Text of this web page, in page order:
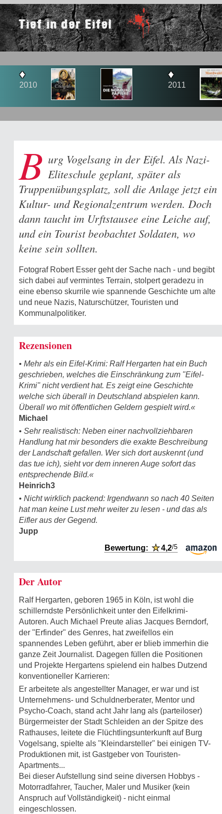
Tief in der Eifel
♦
2011
♦
B urg Vogelsang in der Eifel. Als Nazi-
Eliteschule geplant, später als
Truppenübungsplatz, soll die Anlage jetzt ein
Kultur- und Regionalzentrum werden. Doch
dann taucht im Urftstausee eine Leiche auf,
und ein Tourist beobachtet Soldaten, wo
keine sein sollten.
Fotograf Robert Esser geht der Sache nach - und begibt
sich dabei auf vermintes Terrain, stolpert geradezu in
eine ebenso skurrile wie spannende Geschichte um alte
und neue Nazis, Naturschützer, Touristen und
Kommunalpolitiker.
Rezensionen
• Mehr als ein Eifel-Krimi: Ralf Hergarten hat ein Buch
geschrieben, welches die Einschränkung zum "Eifel-
Krimi" nicht verdient hat. Es zeigt eine Geschichte
welche sich überall in Deutschland abspielen kann.
Überall wo mit öffentlichen Geldern gespielt wird.«
Michael
• Sehr realistisch: Neben einer nachvollziehbaren
Handlung hat mir besonders die exakte Beschreibung
der Landschaft gefallen. Wer sich dort auskennt (und
das tue ich), sieht vor dem inneren Auge sofort das
entsprechende Bild.«
Heinrich3
• Nicht wirklich packend: Irgendwann so nach 40 Seiten
hat man keine Lust mehr weiter zu lesen - und das als
Eifler aus der Gegend.
Jupp
Bewertung:★4,2/5
Der Autor
Ralf Hergarten, geboren 1965 in Köln, ist wohl die
schillerndste Persönlichkeit unter den Eifelkrimi-
Autoren. Auch Michael Preute alias Jacques Berndorf,
der "Erfinder" des Genres, hat zweifellos ein
spannendes Leben geführt, aber er blieb immerhin die
ganze Zeit Journalist. Dagegen füllen die Positionen
und Projekte Hergartens spielend ein halbes Dutzend
konventioneller Karrieren:
Er arbeitete als angestellter Manager, er war und ist
Unternehmens- und Schuldnerberater, Mentor und
Psycho-Coach, stand acht Jahr lang als (parteiloser)
Bürgermeister der Stadt Schleiden an der Spitze des
Rathauses, leitete die Flüchtlingsunterkunft auf Burg
Vogelsang, spielte als "Kleindarsteller" bei einigen TV-
Produktionen mit, ist Gastgeber von Touristen-
Apartments...
Bei dieser Aufstellung sind seine diversen Hobbys -
Motorradfahrer, Taucher, Maler und Musiker (kein
Anspruch auf Vollständigkeit) - nicht einmal
eingeschlossen.